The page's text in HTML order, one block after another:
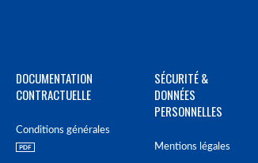
DOCUMENTATION
CONTRACTUELLE
Conditions générales
SÉCURITÉ &
DONNÉES
PERSONNELLES
Mentions légales